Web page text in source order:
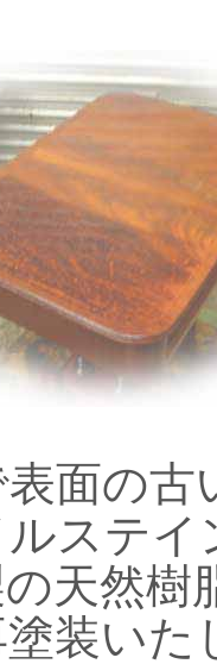
面の古
ルステ
天然樹
装いた